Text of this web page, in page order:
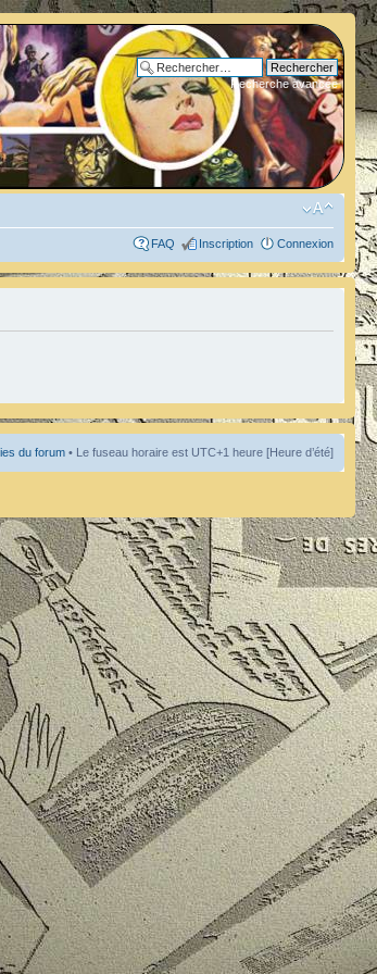
Recherche avancée
FAQ Inscription Connexion
du forum • Le fuseau horaire est UTC+1 heure [Heure d’été]